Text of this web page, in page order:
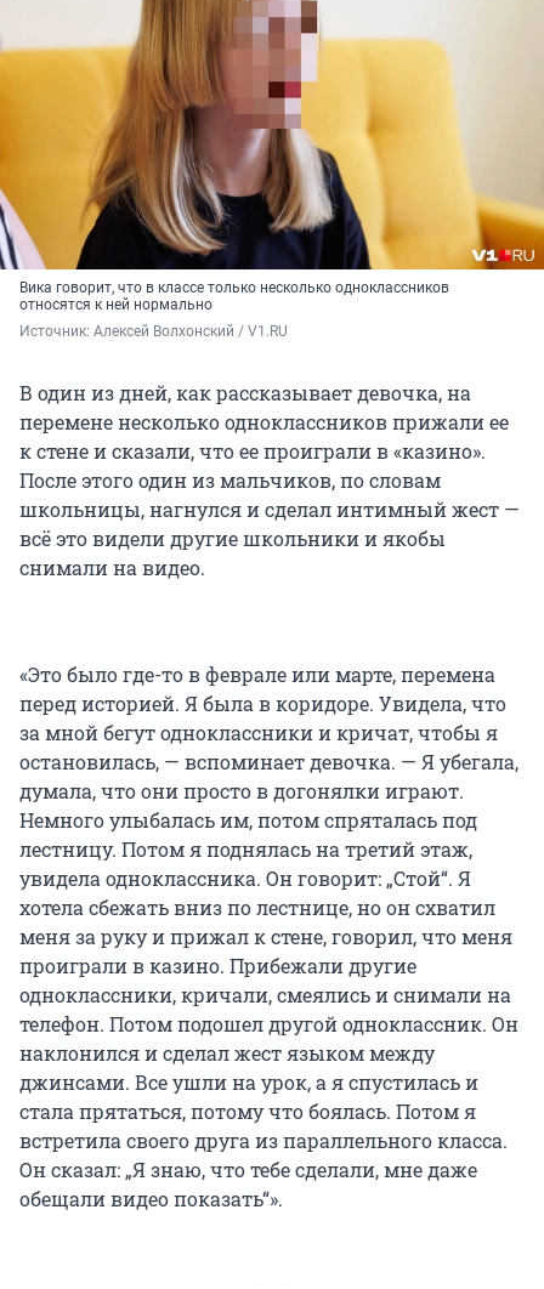
Вика говорит, что в классе только несколько одноклассников
относятся к ней нормально
Источник: Алексей Волхонский / V1.RU
В один из дней, как рассказывает девочка, на
перемене несколько одноклассников прижали ее
к стене и сказали, что ее проиграли в «казино».
После этого один из мальчиков, по словам
школьницы, нагнулся и сделал интимный жест —
всё это видели другие школьники и якобы
снимали на видео.
«Это было где-то в феврале или марте, перемена
перед историей. Я была в коридоре. Увидела, что
за мной бегут одноклассники и кричат, чтобы я
остановилась, — вспоминает девочка. — Я убегала,
думала, что они просто в догонялки играют.
Немного улыбалась им, потом спряталась под
лестницу. Потом я поднялась на третий этаж,
увидела одноклассника. Он говорит: „Стой“. Я
хотела сбежать вниз по лестнице, но он схватил
меня за руку и прижал к стене, говорил, что меня
проиграли в казино. Прибежали другие
одноклассники, кричали, смеялись и снимали на
телефон. Потом подошел другой одноклассник. Он
наклонился и сделал жест языком между
джинсами. Все ушли на урок, а я спустилась и
стала прятаться, потому что боялась. Потом я
встретила своего друга из параллельного класса.
Он сказал: „Я знаю, что тебе сделали, мне даже
обещали видео показать“».